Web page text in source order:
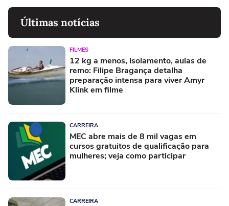
Últimas notícias
FILMES
12 kg a menos, isolamento, aulas de
remo: Filipe Bragança detalha
preparação intensa para viver Amyr
Klink em filme
CARREIRA
MEC abre mais de 8 mil vagas em
cursos gratuitos de qualificação para
mulheres; veja como participar
CARREIRA